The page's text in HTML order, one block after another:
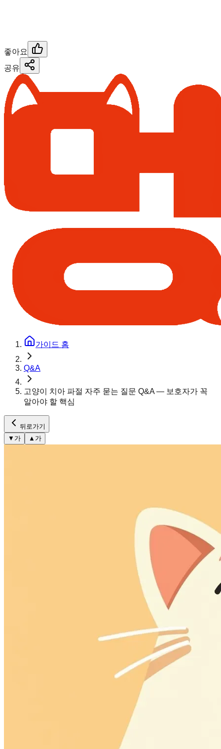
좋아요
공유
가이드 홈
Q&A
고양이 치아 파절 자주 묻는 질문 Q&A — 보호자가 꼭
알아야 할 핵심
뒤로가기
▼ 가 ▲ 가